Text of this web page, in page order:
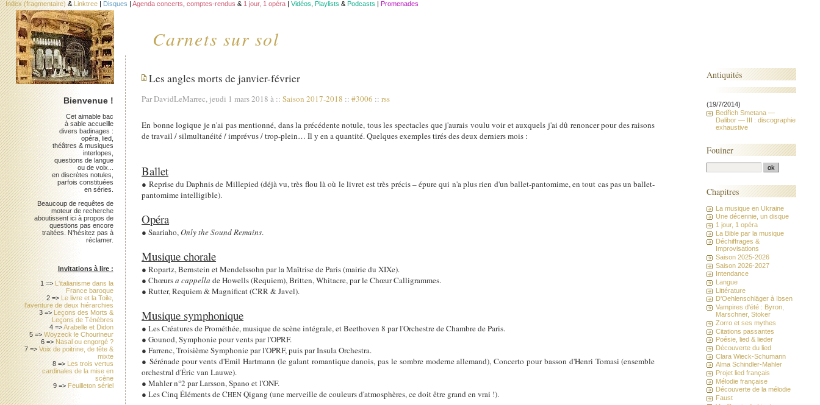
Carnets sur sol
Index (fragmentaire) & Linktree | Disques | Agenda concerts comptes-rendus & 1 jour, 1 opéra | Vidéos Playlists & Podcasts | Promenades
Les angles morts de janvier-février
Par DavidLeMarrec, jeudi 1 mars 2018 à :: Saison 2017-2018 :: #3006 :: rss
En bonne logique je n'ai pas mentionné, dans la précédente notule, tous les spectacles que j'aurais voulu voir et auxquels j'ai dû renoncer pour des raisons
de travail / silmultanéité / imprévus / trop-plein… Il y en a quantité. Quelques exemples tirés des deux derniers mois :
Ballet
● Reprise du Daphnis de Millepied (déjà vu, très flou là où le livret est très précis – épure qui n'a plus rien d'un ballet-pantomime, en tout cas pas un ballet-
pantomime intelligible).
Opéra
● Saariaho,Only the Sound Remains.
Musique chorale
● Ropartz, Bernstein et Mendelssohn par la Maîtrise de Paris (mairie du XIXe).
● Chœursa cappella de Howells (Requiem), Britten, Whitacre, par le Chœur Calligrammes.
● Rutter, Requiem & Magnificat (CRR & Javel).
Musique symphonique
● Les Créatures de Prométhée, musique de scène intégrale, et Beethoven 8 par l'Orchestre de Chambre de Paris.
● Gounod, Symphonie pour vents par l'OPRF.
● Farrenc, Troisième Symphonie par l'OPRF, puis par Insula Orchestra.
● Sérénade pour vents d'Emil Hartmann (le galant romantique danois, pas le sombre moderne allemand), Concerto pour basson d'Henri Tomasi (ensemble
orchestral d'Éric van Lauwe).
● Mahler n°2 par Larsson, Spano et l'ONF.
● Les Cinq Éléments de CHEN Qigang (une merveille de couleurs d'atmosphères, ce doit être grand en vrai !).
Bienvenue !
Cet aimable bac
à sable accueille
divers badinages :
opéra, lied,
théâtres & musiques
interlopes,
questions de langue
ou de voix...
en discrètes notules,
parfois constituées
en séries.
Beaucoup de requêtes de
moteur de recherche
aboutissent ici à propos de
questions pas encore
traitées. N'hésitez pas à
réclamer.
Invitations à lire :
1 => L'italianisme dans la
France baroque
2 => Le livre et la Toile,
l'aventure de deux hiérarchies
3 => Leçons des Morts &
Leçons de Ténèbres
4 =>Arabelle et Didon
5 =>Woyzeck le Chourineur
6 => Nasal ou engorgé ?
7 =>Voix de poitrine, de tête &
mixte
8 => Les trois vertus
cardinales de la mise en
scène
9 => Feuilleton sériel
Antiquités
(19/7/2014)
Bedřich Smetana —
Dalibor — III : discographie
exhaustive
Fouiner
Chapitres
La musique en Ukraine
Une décennie, un disque
1 jour, 1 opéra
La Bible par la musique
Déchiffrages &
Improvisations
Saison 2025-2026
Saison 2026-2027
Intendance
Langue
Littérature
D'Oehlenschläger à Ibsen
Vampires d'été : Byron,
Marschner, Stoker
Zorro et ses mythes
Citations passantes
Poésie, lied & lieder
Découverte du lied
Clara Wieck-Schumann
Alma Schindler-Mahler
Projet lied français
Mélodie française
Découverte de la mélodie
Faust